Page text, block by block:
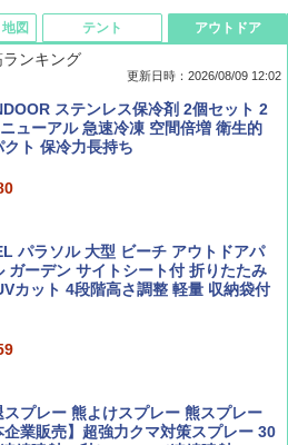
ビ-パル) 2026年 9 月号【特別付録:
ミニマル"旅"財布 ランダム2種】
ニーファン ２０２６年 ９月号 [雑
ＩＳＮＥＹ ＦＡＮ)
図
歩き方 スター・ウォーズ
球の歩き方 チェンマイ タイ北部の魅
町 2026～2027 地球の歩き方D アジア
き方A ヨーロッパ
テント
パーズコレクション 山善] ポップアッ
ト 傘みたいに広げて畳める パッとサ
ンシェード キューブ フルクローズ メ
ング カーキ PATC-150(KH)
PEAK (パイクスピーク) 着替えテン
イバシー テント 【中が透けない】 1
クニック ポップアップテント 携帯 簡
アウトドア
ンキング
更新日時：2026/08/09 12:02
ステンレス保冷剤 2個セット 2
ューアル 急速冷凍 空間倍増 衛生的
クト 保冷力長持ち
パラソル 大型 ビーチ アウトドアパ
ガーデン サイトシート付 折りたたみ
カット 4段階高さ調整 軽量 収納袋付
スプレー 熊よけスプレー 熊スプレー
企業販売】超強力クマ対策スプレー 30